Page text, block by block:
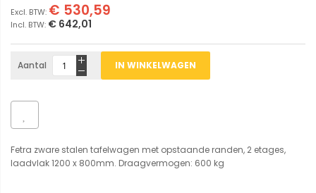
€ 642,01
€ 530,59
Aantal IN WINKELWAGEN
Fetra zware stalen tafelwagen met opstaande randen, 2 etages,
laadvlak 1200 x 800mm. Draagvermogen: 600 kg